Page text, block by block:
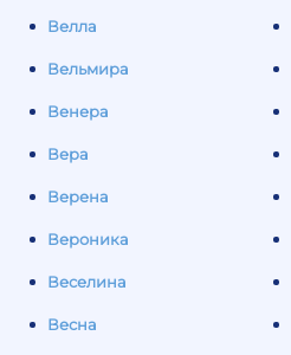
Велла
Вельмира
Венера
Вера
Верена
Вероника
Веселина
Весна